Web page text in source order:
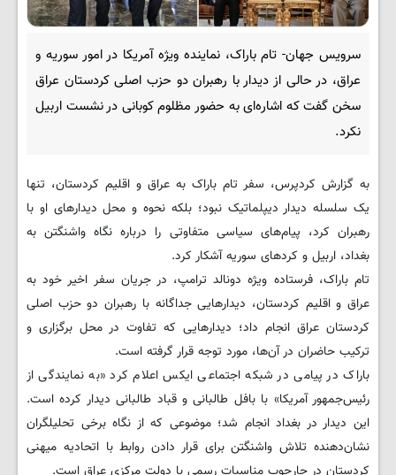
سرویس جهان- تام باراک، نماینده ویژه آمریکا در امور سوریه و
عراق، در حالی از دیدار با رهبران دو حزب اصلی کردستان عراق
سخن گفت که اشاره‌ای به حضور مظلوم کوبانی در نشست اربیل
نکرد.
به گزارش کردپرس، سفر تام باراک به عراق و اقلیم کردستان، تنها
یک سلسله دیدار دیپلماتیک نبود؛ بلکه نحوه و محل دیدارهای او با
رهبران کرد، پیام‌های سیاسی متفاوتی را درباره نگاه واشنگتن به
بغداد، اربیل و کردهای سوریه آشکار کرد.
تام باراک، فرستاده ویژه دونالد ترامپ، در جریان سفر اخیر خود به
عراق و اقلیم کردستان، دیدارهایی جداگانه با رهبران دو حزب اصلی
کردستان عراق انجام داد؛ دیدارهایی که تفاوت در محل برگزاری و
ترکیب حاضران در آن‌ها، مورد توجه قرار گرفته است.
باراک در پیامی در شبکه اجتماعی ایکس اعلام کرد «به نمایندگی از
رئیس‌جمهور آمریکا» با بافل طالبانی و قباد طالبانی دیدار کرده است.
این دیدار در بغداد انجام شد؛ موضوعی که از نگاه برخی تحلیلگران
نشان‌دهنده تلاش واشنگتن برای قرار دادن روابط با اتحادیه میهنی
کردستان در چارچوب مناسبات رسمی با دولت مرکزی عراق است.